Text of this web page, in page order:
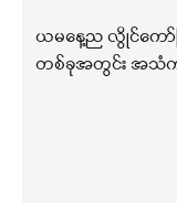
ယမနေ့ည လွိုင်ကော်မ
တစ်ခုအတွင်း အသံက